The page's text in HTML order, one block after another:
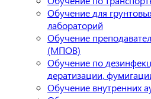
Обучение для
лабораторий
Обучение
(МПОВ)
Обучение по
дератизации,
Обучение внутренних